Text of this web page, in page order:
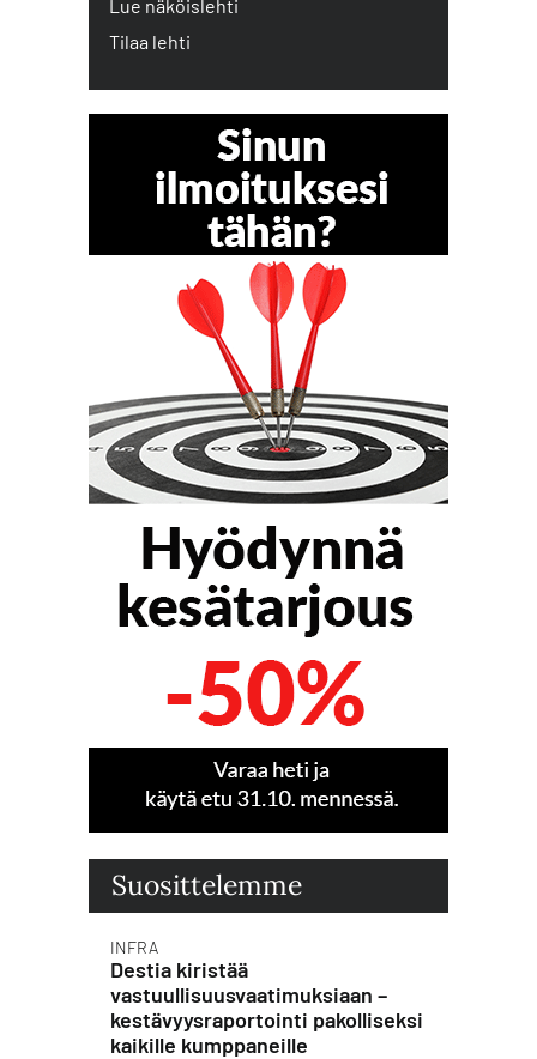
Lue näköislehti
Tilaa lehti
Suosittelemme
INFRA
Destia kiristää
vastuullisuusvaatimuksiaan –
kestävyysraportointi pakolliseksi
kaikille kumppaneille